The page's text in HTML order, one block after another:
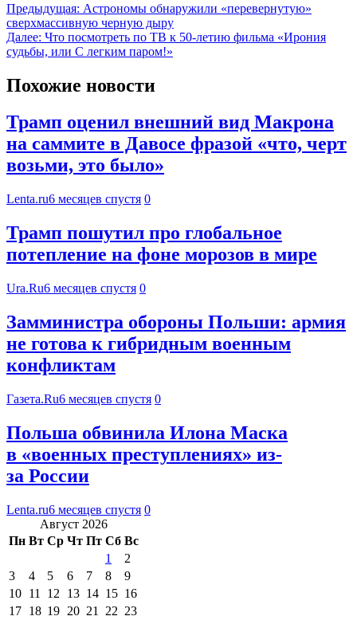
Предыдущая: Астрономы обнаружили «перевернутую»
сверхмассивную черную дыру
Далее: Что посмотреть по ТВ к 50-летию фильма «Ирония
судьбы, или С легким паром!»
Похожие новости
Трамп оценил внешний вид Макрона
на саммите в Давосе фразой «что, черт
возьми, это было»
Lenta.ru6 месяцев спустя 0
Трамп пошутил про глобальное
потепление на фоне морозов в мире
Ura.Ru6 месяцев спустя 0
Замминистра обороны Польши: армия
не готова к гибридным военным
конфликтам
Газета.Ru6 месяцев спустя 0
Польша обвинила Илона Маска
в «военных преступлениях» из-
за России
Lenta.ru6 месяцев спустя 0
Август 2026
Пн Вт Ср Чт Пт Сб Вс
1
2
3
4 5 6 7 8
9
10 11 12 13 14 15 16
17 18 19 20 21 22 23